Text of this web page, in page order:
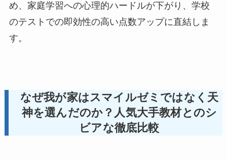
め、家庭学習への心理的ハードルが下がり、学校
のテストでの即効性の高い点数アップに直結しま
す。
なぜ我が家はスマイルゼミではなく天
神を選んだのか？人気大手教材とのシ
ビアな徹底比較